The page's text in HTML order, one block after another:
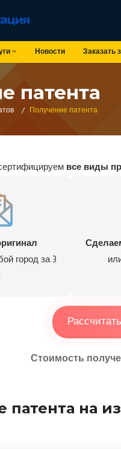
Новости Заказать
патента
/ Получение патента
все виды
город за 3
Стоимость
на